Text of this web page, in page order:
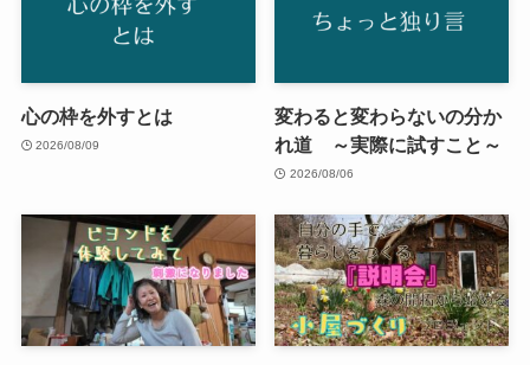
心の枠を外すとは
2026/08/09
変わると変わらないの分か
れ道 ～実際に試すこと～
2026/08/06